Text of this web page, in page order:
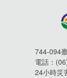
744-094
電話：
24小時災